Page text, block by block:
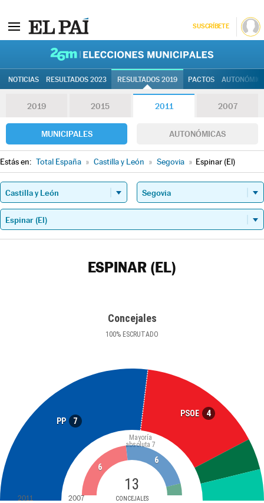
SUSCRÍBETE
NOTICIAS RESULTADOS 2023 RESULTADOS 2019 PACTOS
2019 2015 2011 2007
MUNICIPALES AUTONÓMICAS
Estás en: Total España » Castilla y León » Segovia » Espinar (El)
ESPINAR (EL)
Concejales
100% ESCRUTADO
PP 7
PSOE 4
13
CONCEJALES
Mayoría
absoluta 7
6
6
2011 2007